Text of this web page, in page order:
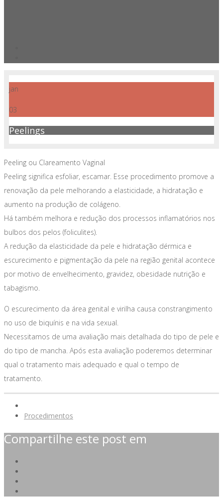
jan
03
Peelings
Peeling ou Clareamento Vaginal
Peeling significa esfoliar, escamar. Esse procedimento promove a
renovação da pele melhorando a elasticidade, a hidratação e
aumento na produção de colágeno.
Há também melhora e redução dos processos inflamatórios nos
bulbos dos pelos (foliculites).
A redução da elasticidade da pele e hidratação dérmica e
escurecimento e pigmentação da pele na região genital acontece
por motivo de envelhecimento, gravidez, obesidade nutrição e
tabagismo.
O escurecimento da área genital e virilha causa constrangimento
no uso de biquínis e na vida sexual.
Necessitamos de uma avaliação mais detalhada do tipo de pele e
do tipo de mancha. Após esta avaliação poderemos determinar
qual o tratamento mais adequado e qual o tempo de
tratamento.
Procedimentos
Compartilhe este post em